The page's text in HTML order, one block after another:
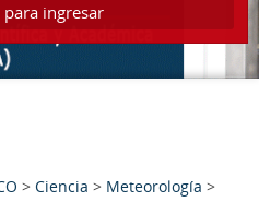
ingresar
> Ciencia > Meteorología >